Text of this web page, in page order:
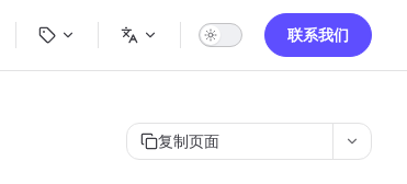
联系我们
复制页面